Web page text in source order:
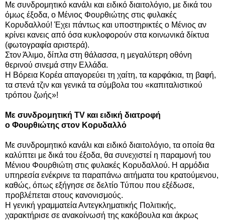
Με συνδρομητικό κανάλι και ειδικό διαιτολόγιο, με δικά του
όμως έξοδα, ο Μένιος Φουρθιώτης στις φυλακές
Κορυδαλλού! Έχει πάντως και υποστηρικτές ο Μένιος αν
κρίνει κανεις από όσα κυκλοφορούν στα κοινωνικά δίκτυα
(φωτογραφία αριστερά).
Στον Άλιμο, δίπλα στη θάλασσα, η μεγαλύτερη οθόνη
θερινού σινεμά στην Ελλάδα.
Η Βόρεια Κορέα απαγορεύει τη χαίτη, τα καρφάκια, τη βαφή,
τα στενά τζιν και γενικά τα σύμβολα του «καπιταλιστικού
τρόπου ζωής»!
Με συνδρομητική TV και ειδική διατροφή
ο Φουρθιώτης στον Κορυδαλλό
Με συνδρομητικό κανάλι και ειδικό διαιτολόγιο, τα οποία θα
καλύπτει με δικά του έξοδα, θα συνεχιστεί η παραμονή του
Μένιου Φουρθιώτη στις φυλακές Κορυδαλλού. Η αρμόδια
υπηρεσία ενέκρινε τα παραπάνω αιτήματα του κρατούμενου,
καθώς, όπως εξήγησε σε δελτίο Τύπου που εξέδωσε,
προβλέπεται στους κανονισμούς.
Η γενική γραμματεία Αντεγκληματικής Πολιτικής,
χαρακτήρισε σε ανακοίνωσή της κακόβουλα και άκρως